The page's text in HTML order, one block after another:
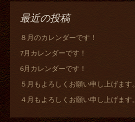
最近の投稿
８月のカレンダーです！
7月カレンダーです！
6月カレンダーです！
５月もよろしくお願い申し上げます。
４月もよろしくお願い申し上げます。